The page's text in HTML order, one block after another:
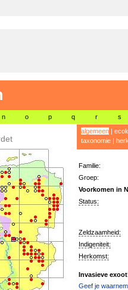
n o p q r s
algemeen|
taxonomie|
Familie:
Groep:
Voorkomen in
Status:
Zeldzaamheid:
Indigeniteit:
Herkomst:
Invasieve
Geef je